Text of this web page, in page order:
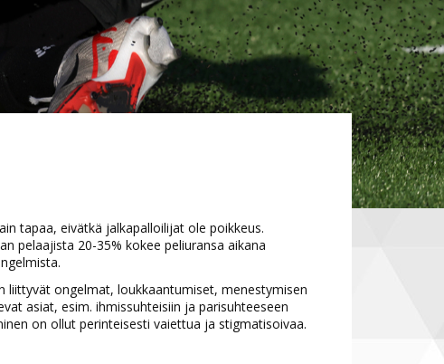
tapaa, eivätkä jalkapalloilijat ole poikkeus.
pelaajista 20-35% kokee peliuransa aikana
liittyvät ongelmat, loukkaantumiset, menestymisen
asiat, esim. ihmissuhteisiin ja parisuhteeseen
on ollut perinteisesti vaiettua ja stigmatisoivaa.